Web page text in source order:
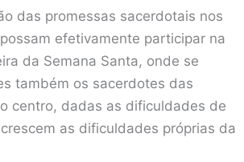
das promessas sacerdotais nos
efetivamente participar na
da Semana Santa, onde se
também os sacerdotes das
centro, dadas as dificuldades de
as dificuldades próprias da